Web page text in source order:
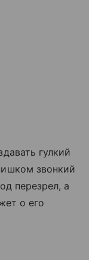
гулкий
звонкий
перезрел, а
о его